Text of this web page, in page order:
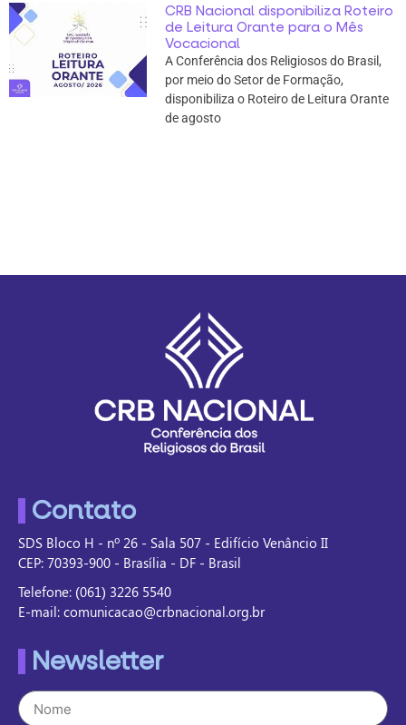
CRB Nacional disponibiliza Roteiro
de Leitura Orante para o Mês
Vocacional
A Conferência dos Religiosos do Brasil,
por meio do Setor de Formação,
disponibiliza o Roteiro de Leitura Orante
de agosto
Contato
SDS Bloco H - nº 26 - Sala 507 - Edifício Venâncio II
CEP: 70393-900 - Brasília - DF - Brasil
Telefone: (061) 3226 5540
E-mail: comunicacao@crbnacional.org.br
Newsletter